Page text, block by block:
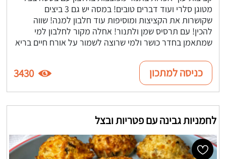
מטוגן סלרי ועוד דברים טובים! במסה יש גם 3 ביצים
שקושרות את הקציצות ומוסיפות עוד חלבון למנה! שווה
להכין! עם תרסיס שמן ולתנור! אחלה מקור לחלבון למי
שמתאמן בחדר כושר ולמי שרוצה לשמור על אורח חיים בריא
כניסה למתכון 3430
לחמניות גבינה עם פטריות ובצל